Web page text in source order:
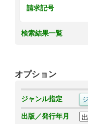
請求記号
検索結果一覧
オプション
ジャンル指定
出版／発行年月